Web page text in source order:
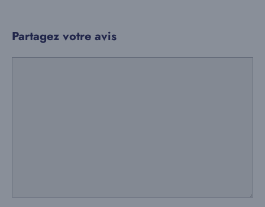
Partagez votre avis